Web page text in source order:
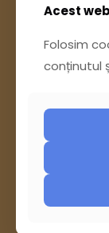
sau
Acest
Folosim
conținutul